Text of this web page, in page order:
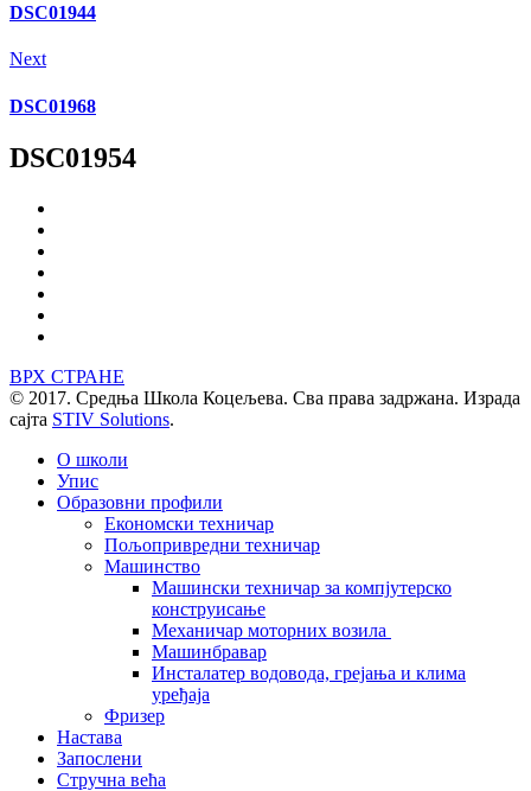
DSC01944
Next
DSC01968
DSC01954
ВРХ СТРАНЕ
© 2017. Средња Школа Коцељева. Сва права задржана. Израда
сајта STIV Solutions.
О школи
Упис
Образовни профили
Економски техничар
Пољопривредни техничар
Машинство
Машински техничар за компјутерско
конструисање
Механичар моторних возила
Машинбравар
Инсталатер водовода, грејања и клима
уређаја
Фризер
Настава
Запослени
Стручна већа